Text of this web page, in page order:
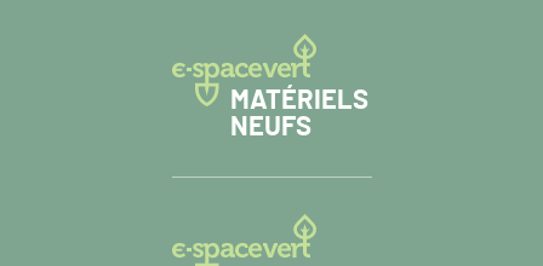
MATÉRIELS
NEUFS